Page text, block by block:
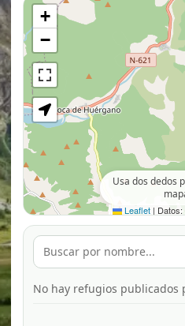
+
−
Leaflet |
Usa dos dedos
No hay refugios publicados